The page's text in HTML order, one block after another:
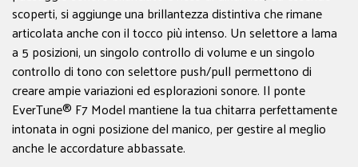
scoperti, si aggiunge una brillantezza distintiva che rimane
articolata anche con il tocco più intenso. Un selettore a lama
a 5 posizioni, un singolo controllo di volume e un singolo
controllo di tono con selettore push/pull permettono di
creare ampie variazioni ed esplorazioni sonore. Il ponte
EverTune® F7 Model mantiene la tua chitarra perfettamente
intonata in ogni posizione del manico, per gestire al meglio
anche le accordature abbassate.